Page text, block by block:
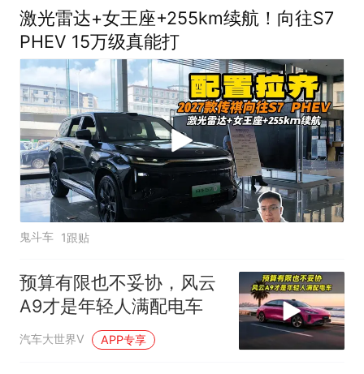
激光雷达+女王座+255km续航！向往S7
PHEV 15万级真能打
鬼斗车 1跟贴
预算有限也不妥协，风云
A9才是年轻人满配电车
汽车大世界V APP专享